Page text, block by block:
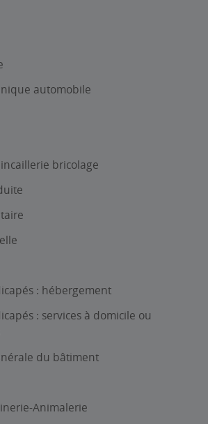
automobile
bricolage
: hébergement
: services à domicile ou
du bâtiment
Animalerie